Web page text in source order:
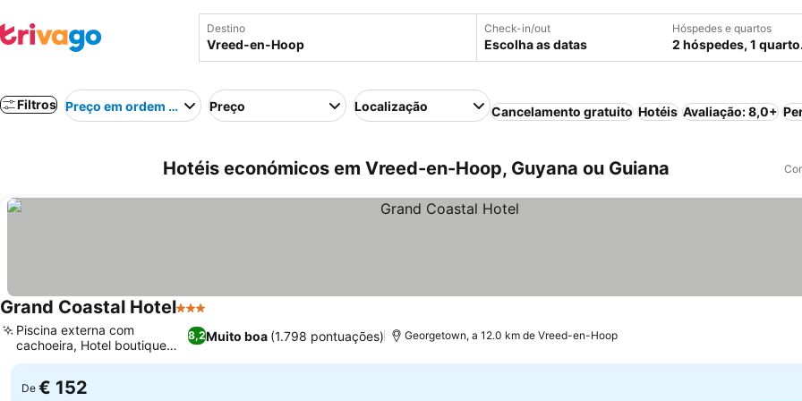
Destino Check-in/out
Escolha as datas
Hóspedes e quartos
2 hóspedes, 1 quarto.
Filtros Preço em ordem crescentePreço Localização Cancelamento gratuito Hotéis Avaliação: 8,0+
Hotéis económicos em Vreed-en-Hoop, Guyana ou Guiana
Grand Coastal Hotel3 Estrelas
8,2Muito boa (1.798 pontuações)
Piscina externa com
cachoeira, Hotel boutique
familiar
Georgetown, a 12.0 km de Vreed-en-Hoop
De € 152